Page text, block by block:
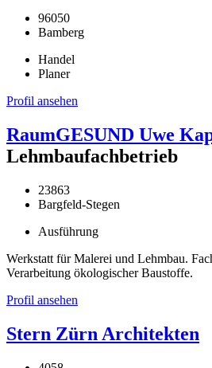
96050
Bamberg
Handel
Planer
Profil ansehen
RaumGESUND Uwe
Lehmbaufachbetrieb
23863
Bargfeld-Stegen
Ausführung
Werkstatt für Malerei und Lehmbau.
Verarbeitung ökologischer Baustoffe.
Profil ansehen
Stern Zürn Architekten